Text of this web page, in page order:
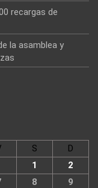
recargas de
la asamblea y
S
D
1
2
8
9